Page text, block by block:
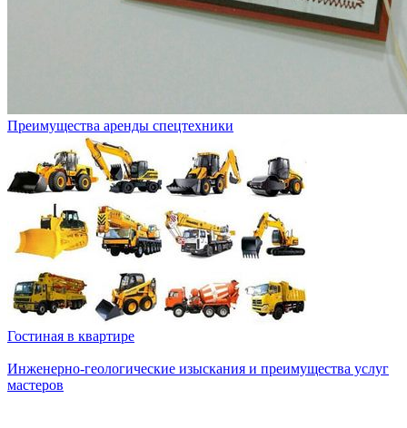
Преимущества аренды спецтехники
Гостиная в квартире
Инженерно-геологические изыскания и преимущества услуг
мастеров